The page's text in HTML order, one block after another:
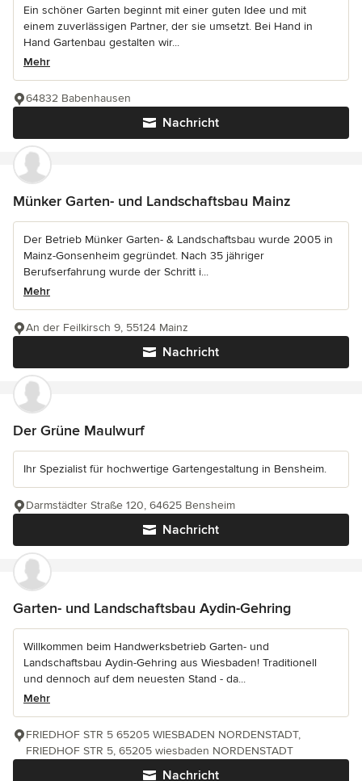
Ein schöner Garten beginnt mit einer guten Idee und mit
einem zuverlässigen Partner, der sie umsetzt. Bei Hand in
Hand Gartenbau gestalten wir...
Mehr
Nachricht
64832 Babenhausen
Münker Garten- und Landschaftsbau Mainz
Der Betrieb Münker Garten- & Landschaftsbau wurde 2005 in
Mainz-Gonsenheim gegründet. Nach 35 jähriger
Berufserfahrung wurde der Schritt i...
Mehr
Nachricht
An der Feilkirsch 9, 55124 Mainz
Der Grüne Maulwurf
Ihr Spezialist für hochwertige Gartengestaltung in Bensheim.
Nachricht
Darmstädter Straße 120, 64625 Bensheim
Garten- und Landschaftsbau Aydin-Gehring
Willkommen beim Handwerksbetrieb Garten- und
Landschaftsbau Aydin-Gehring aus Wiesbaden! Traditionell
und dennoch auf dem neuesten Stand - da...
Mehr
Nachricht
FRIEDHOF STR 5 65205 WIESBADEN NORDENSTADT,
FRIEDHOF STR 5, 65205 wiesbaden NORDENSTADT